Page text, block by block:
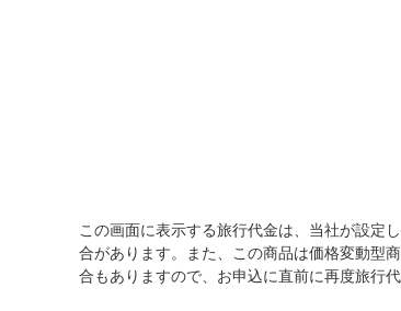
この画面に表示する旅行代金は、当社が設定
合があります。また、この商品は価格変動型
合もありますので、お申込に直前に再度旅行